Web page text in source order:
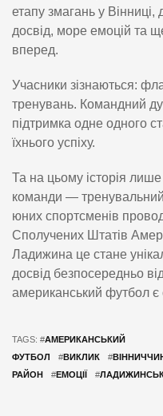
етапу змагань у
досвід, море емоцій та
вперед.
Учасники зізнаються:
тренувань. Командний
підтримка одне одного
їхнього успіху.
Та на цьому історія
команди —
юних спортсменів
Сполучених Штатів
Ладижина це стане
досвід безпосередньо
американський футбол
TAGS: #АМЕРИКАНСЬКИЙ
ФУТБОЛ
#ВИКЛИК #
РАЙОН
#ЕМОЦІЇ #